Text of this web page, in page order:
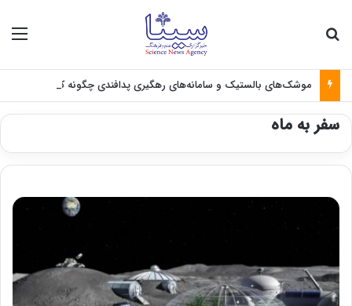
سفر به ماه